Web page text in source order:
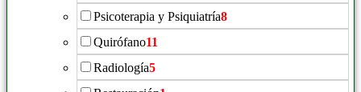
Psicoterapia y Psiquiatría8
Quirófano11
Radiología5